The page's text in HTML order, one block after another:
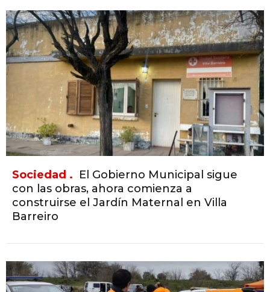
Sociedad . El Gobierno Municipal sigue
con las obras, ahora comienza a
construirse el Jardín Maternal en Villa
Barreiro